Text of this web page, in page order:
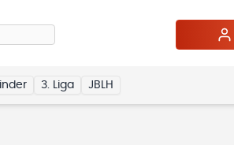
3. Liga JBLH